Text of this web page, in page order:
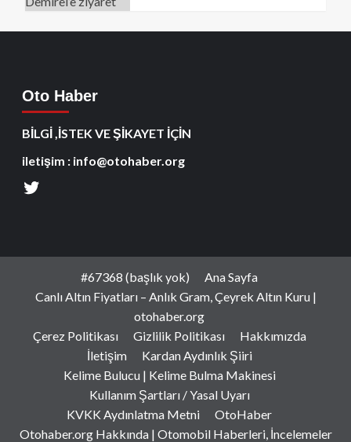
Oto Haber
BİLGİ ,İSTEK VE ŞİKAYET İÇİN
iletişim : info@otohaber.org
#67368 (başlık yok)
Ana Sayfa
Canlı Altın Fiyatları – Anlık Gram, Çeyrek Altın Kuru |
otohaber.org
Çerez Politikası
Gizlilik Politikası
Hakkımızda
İletişim
Kardan Aydınlık Şiiri
Kelime Bulucu | Kelime Bulma Makinesi
Kullanım Şartları / Yasal Uyarı
KVKK Aydınlatma Metni
OtoHaber
Otohaber.org Hakkında | Otomobil Haberleri, İncelemeler